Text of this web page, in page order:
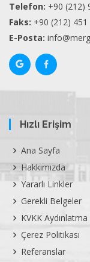
Telefon: +90 (212)
Faks: +90 (212) 451
E-Posta:
Hızlı Erişim
Ana Sayfa
Hakkımızda
Yararlı Linkler
Gerekli Belgeler
KVKK
Çerez Politikası
Referanslar